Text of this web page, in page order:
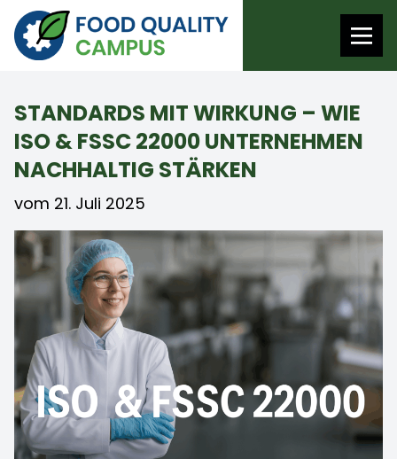
STANDARDS MIT WIRKUNG – WIE
ISO & FSSC 22000 UNTERNEHMEN
NACHHALTIG STÄRKEN
vom 21. Juli 2025